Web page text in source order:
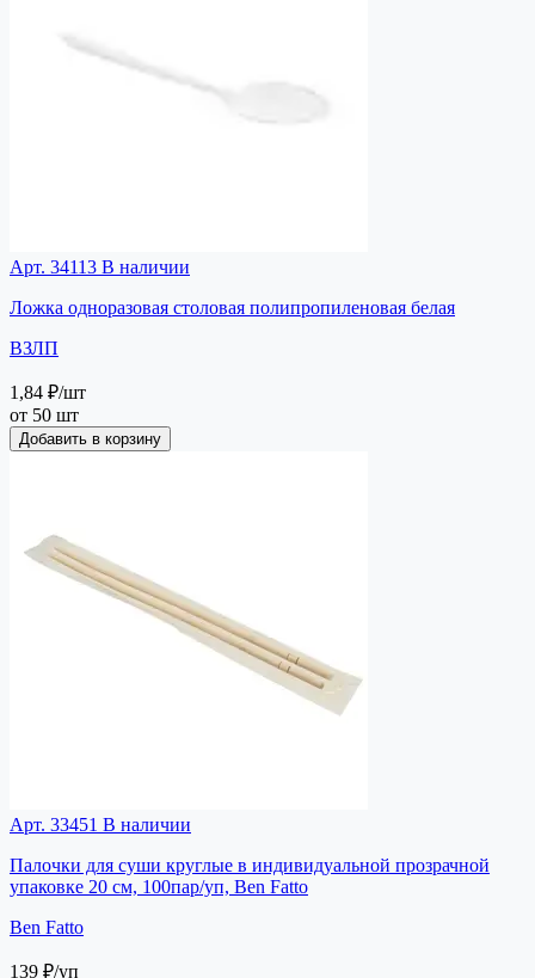
Арт. 34113 В наличии
Ложка одноразовая столовая полипропиленовая белая
ВЗЛП
1,84 ₽/шт
от 50 шт
Добавить в корзину
Арт. 33451 В наличии
Палочки для суши круглые в индивидуальной прозрачной
упаковке 20 см, 100пар/уп, Ben Fatto
Ben Fatto
139 ₽/уп